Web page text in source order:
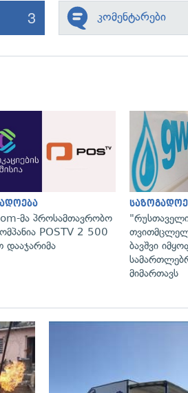
3 კომენტარები
გადახედვა
მა პროსამთავრობო
POSTV 2 500
ბავშვი
მიმართავს